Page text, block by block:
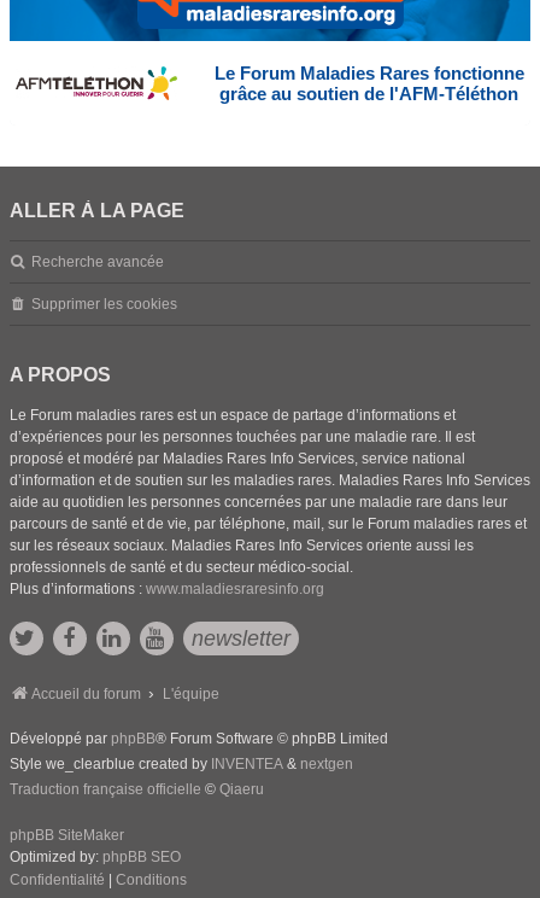
Le Forum Maladies Rares fonctionne
grâce au soutien de l'AFM-Téléthon
ALLER À LA PAGE
Recherche avancée
Supprimer les cookies
A PROPOS
Le Forum maladies rares est un espace de partage d’informations et
d’expériences pour les personnes touchées par une maladie rare. Il est
proposé et modéré par Maladies Rares Info Services, service national
d’information et de soutien sur les maladies rares. Maladies Rares Info Services
aide au quotidien les personnes concernées par une maladie rare dans leur
parcours de santé et de vie, par téléphone, mail, sur le Forum maladies rares et
sur les réseaux sociaux. Maladies Rares Info Services oriente aussi les
professionnels de santé et du secteur médico-social.
Plus d’informations : www.maladiesraresinfo.org
newsletter
Accueil du forum L'équipe
Développé par phpBB® Forum Software © phpBB Limited
Style we_clearblue created by INVENTEA & nextgen
Traduction française officielle © Qiaeru
phpBB SiteMaker
Optimized by: phpBB SEO
Confidentialité
Conditions